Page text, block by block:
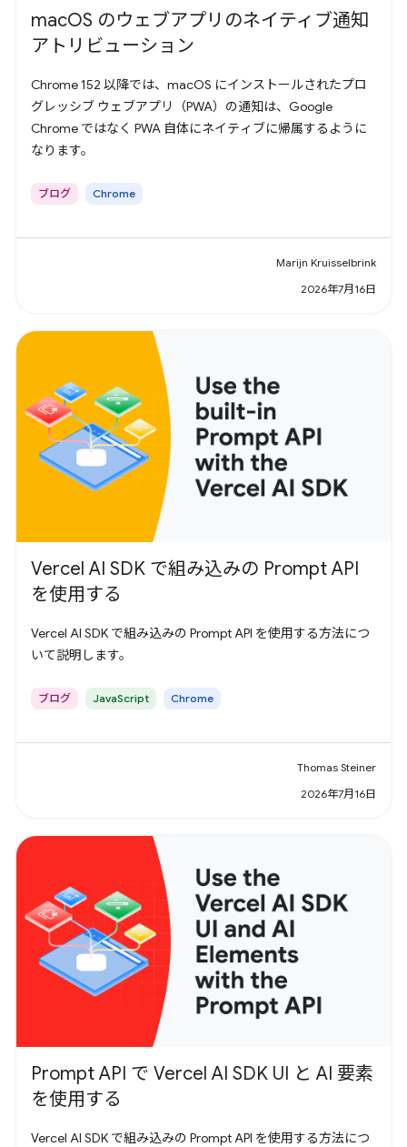
macOS のウェブアプリのネイティブ通知
アトリビューション
Chrome 152 以降では、macOS にインストールされたプロ
グレッシブ ウェブアプリ（PWA）の通知は、Google
Chrome ではなく PWA 自体にネイティブに帰属するように
なります。
ブログ Chrome
Marijn Kruisselbrink
2026年7月16日
Vercel AI SDK で組み込みの Prompt API
を使用する
Vercel AI SDK で組み込みの Prompt API を使用する方法につ
いて説明します。
ブログ JavaScript Chrome
Thomas Steiner
2026年7月16日
Prompt API で Vercel AI SDK UI と AI 要素
を使用する
Vercel AI SDK で組み込みの Prompt API を使用する方法につ